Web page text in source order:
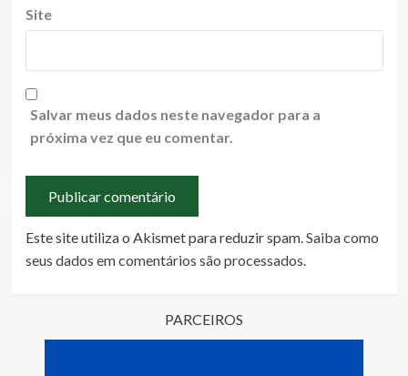
Site
Salvar meus dados neste navegador para a
próxima vez que eu comentar.
Este site utiliza o Akismet para reduzir spam.Saiba como
seus dados em comentários são processados.
PARCEIROS